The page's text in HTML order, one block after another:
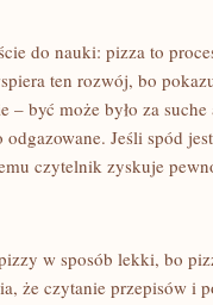
do nauki: pizza to
ten rozwój, bo
– być może było za
Jeśli spód
czytelnik zyskuje
w sposób lekki, bo
że czytanie przepisów i